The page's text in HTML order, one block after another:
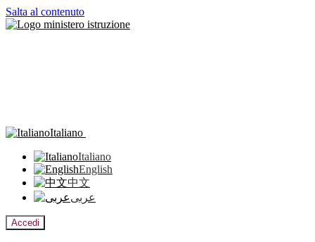
Salta al contenuto
Italiano
Italiano
English
中文
عربى
Accedi